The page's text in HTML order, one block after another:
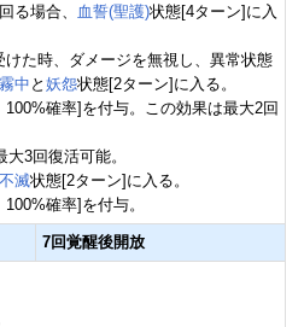
る場合、
血誓(聖護)状態[4ターン]に入
けた時、ダメージを無視し、異常状態
霧中 と 妖怨状態[2ターン]に入る。
100%確率]を付与。この効果は最大2回
3回復活可能。
不滅状態[2ターン]に入る。
確率]を付与。
7回覚醒後開放